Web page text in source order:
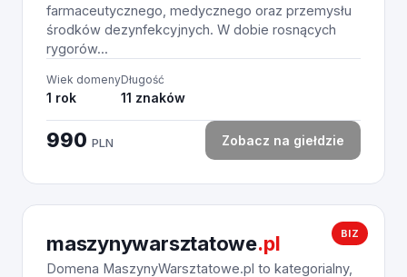
farmaceutycznego, medycznego oraz przemysłu
środków dezynfekcyjnych. W dobie rosnących
rygorów...
Wiek domeny
1 rok
Długość
11 znaków
990 PLN Zobacz na giełdzie
BIZ
maszynywarsztatowe.pl
Domena MaszynyWarsztatowe.pl to kategorialny,